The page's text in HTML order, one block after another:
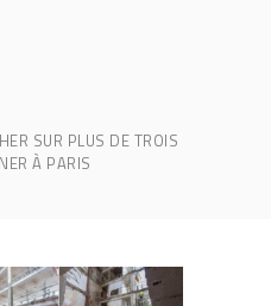
SUR PLUS DE TROIS
À PARIS